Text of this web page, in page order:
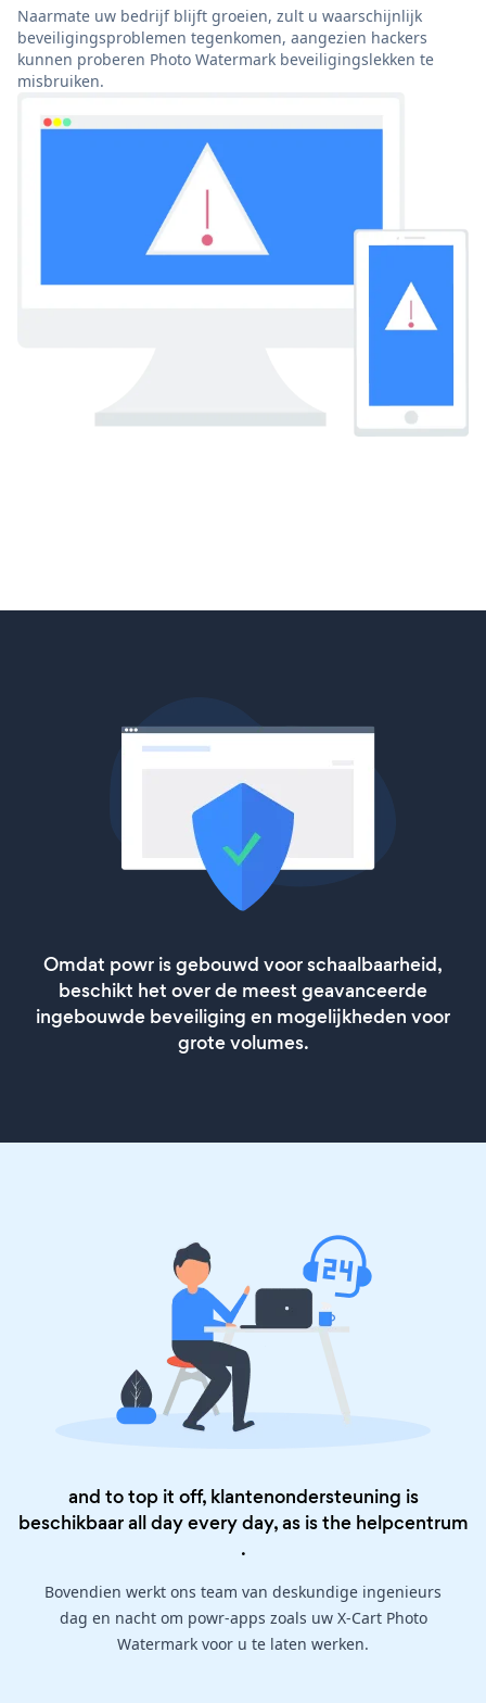
Naarmate uw bedrijf blijft groeien, zult u waarschijnlijk
beveiligingsproblemen tegenkomen, aangezien hackers
kunnen proberen Photo Watermark beveiligingslekken te
misbruiken.
Omdat powr is gebouwd voor schaalbaarheid,
beschikt het over de meest geavanceerde
ingebouwde beveiliging en mogelijkheden voor
grote volumes.
and to top it off, klantenondersteuning is
beschikbaar all day every day, as is the helpcentrum
.
Bovendien werkt ons team van deskundige ingenieurs
dag en nacht om powr-apps zoals uw X-Cart Photo
Watermark voor u te laten werken.